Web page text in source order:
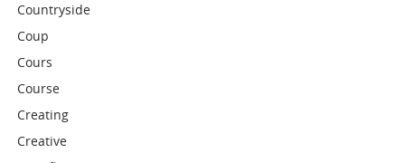
Countryside
Coup
Cours
Course
Creating
Creative